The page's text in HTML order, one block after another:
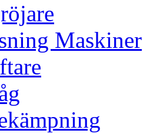
Maskiner